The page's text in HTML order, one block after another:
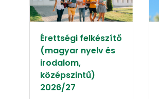
Érettségi felkészítő
(magyar nyelv és
irodalom,
középszintű)
2026/27